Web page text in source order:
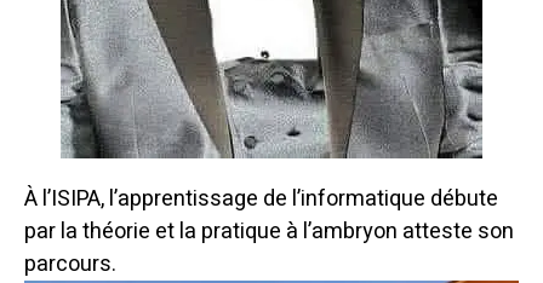
À l’ISIPA, l’apprentissage de l’informatique débute
par la théorie et la pratique à l’ambryon atteste son
parcours.